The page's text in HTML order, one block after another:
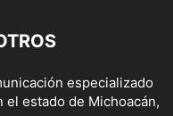
especializado
estado de Michoacán,